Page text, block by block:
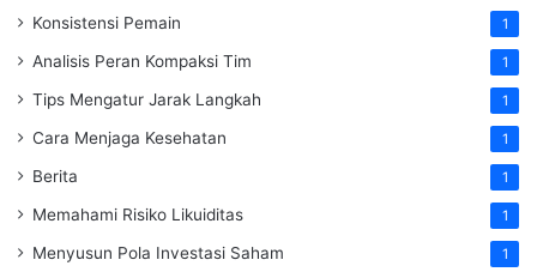
Konsistensi Pemain 1
Analisis Peran Kompaksi Tim 1
Tips Mengatur Jarak Langkah 1
Cara Menjaga Kesehatan 1
Berita 1
Memahami Risiko Likuiditas 1
Menyusun Pola Investasi Saham 1